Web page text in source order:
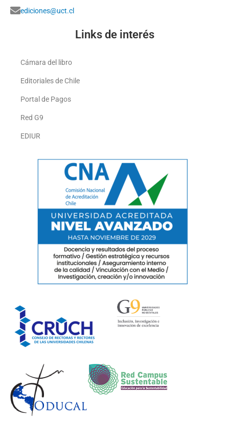
ediciones@uct.cl
Links de interés
Cámara del libro
Editoriales de Chile
Portal de Pagos
Red G9
EDIUR